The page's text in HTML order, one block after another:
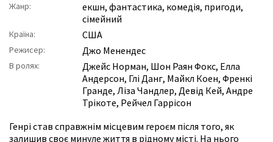
Жанр: екшн, фантастика, комедія, пригоди,
сімейний
Країна: США
Режисер: Джо Менендес
В ролях: Джейс Норман, Шон Раян Фокс, Елла
Андерсон, Глі Данг, Майкл Коен, Френкі
Гранде, Ліза Чандлер, Девід Кей, Андре
Трікоте, Рейчел Гаррісон
Генрі став справжнім місцевим героєм після того, як
залишив своє минуле життя в рідному місті. На нього